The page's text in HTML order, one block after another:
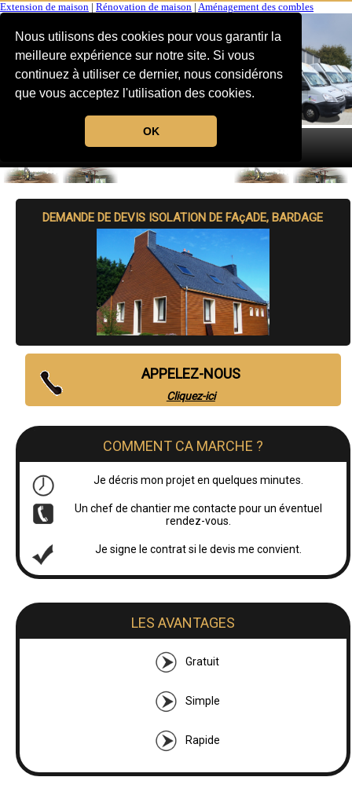
Nous utilisons des cookies pour vous garantir la
meilleure expérience sur notre site. Si vous
continuez à utiliser ce dernier, nous considérons
que vous acceptez l'utilisation des cookies.
OK
Extension de maison Rénovation de maison Aménagement des combles
MENU
DEMANDE DE DEVIS ISOLATION DE FAçADE, BARDAGE
APPELEZ-NOUS
Cliquez-ici
COMMENT CA MARCHE ?
Je décris mon projet en quelques minutes.
Un chef de chantier me contacte pour un éventuel
rendez-vous.
Je signe le contrat si le devis me convient.
LES AVANTAGES
Gratuit
Simple
Rapide